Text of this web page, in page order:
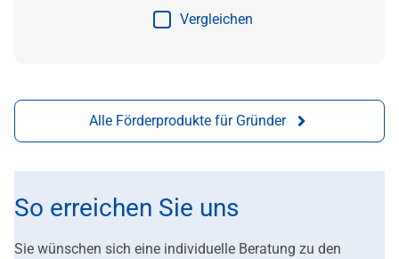
Vergleichen
Alle Förderprodukte für Gründer
So erreichen Sie uns
Sie wünschen sich eine individuelle Beratung zu den